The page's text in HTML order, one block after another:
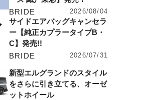
BRIDE
2026/08/04
サイドエアバッグキャンセラ
ー【純正カプラータイプB・
C】発売!!
BRIDE
2026/07/31
新型エルグランドのスタイル
をさらに引き立てる、オーゼ
ットホイール